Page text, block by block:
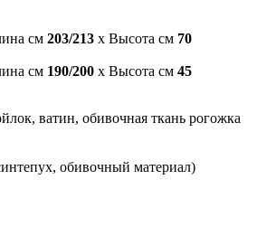
см 203/213 x Высота см 70
см 190/200 x Высота см 45
ватин, обивочная ткань рогожка
обивочный материал)